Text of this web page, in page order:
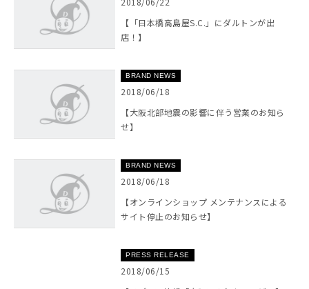
【「日本橋高島屋S.C.」にダルトンが出
店！】
BRAND NEWS
2018/06/18
【大阪北部地震の影響に伴う営業のお知ら
せ】
BRAND NEWS
2018/06/18
【オンラインショップ メンテナンスによる
サイト停止のお知らせ】
PRESS RELEASE
2018/06/15